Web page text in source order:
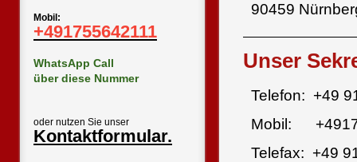
Mobil:
+491755642111
WhatsApp Call
über diese Nummer
oder nutzen Sie unser
Kontaktformular.
90459
Unser
Telefon: +49
Mobil:
Telefax: +49